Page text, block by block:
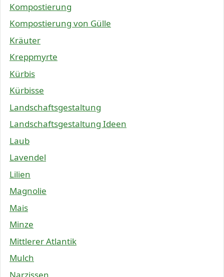
Kompostierung
Kompostierung von Gülle
Kräuter
Kreppmyrte
Kürbis
Kürbisse
Landschaftsgestaltung
Landschaftsgestaltung Ideen
Laub
Lavendel
Lilien
Magnolie
Mais
Minze
Mittlerer Atlantik
Mulch
Narzissen